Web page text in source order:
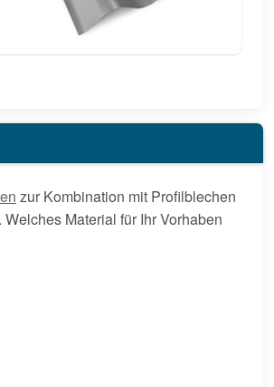
zur Kombination mit Profilblechen
Material für Ihr Vorhaben